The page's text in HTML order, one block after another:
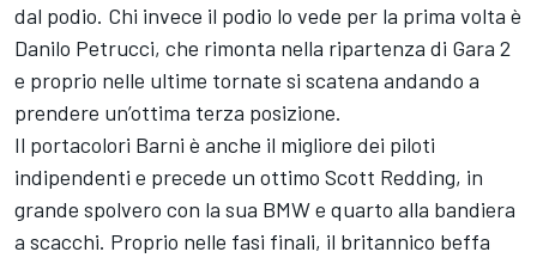
dal podio. Chi invece il podio lo vede per la prima volta è
Danilo Petrucci, che rimonta nella ripartenza di Gara 2
e proprio nelle ultime tornate si scatena andando a
prendere un’ottima terza posizione.
Il portacolori Barni è anche il migliore dei piloti
indipendenti e precede un ottimo Scott Redding, in
grande spolvero con la sua BMW e quarto alla bandiera
a scacchi. Proprio nelle fasi finali, il britannico beffa